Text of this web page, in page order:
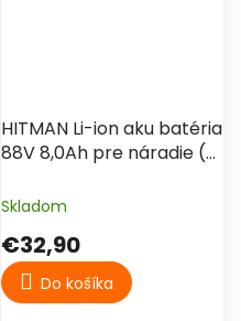
HITMAN Li-ion aku batéria
88V 8,0Ah pre náradie (s
Skladom
€32,90
Do košíka